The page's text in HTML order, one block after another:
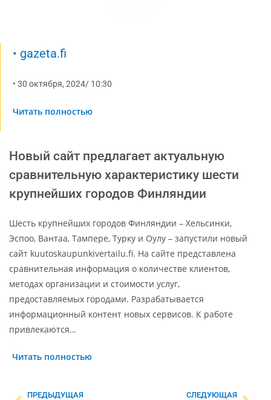
• gazeta.fi
• 30 октября, 2024/ 10:30
Читать полностью
Новый сайт предлагает актуальную
сравнительную характеристику шести
крупнейших городов Финляндии
Шесть крупнейших городов Финляндии – Хельсинки,
Эспоо, Вантаа, Тампере, Турку и Оулу – запустили новый
сайт kuutoskaupunkivertailu.fi. На сайте представлена ​​
сравнительная информация о количестве клиентов,
методах организации и стоимости услуг,
предоставляемых городами. Разрабатывается
информационный контент новых сервисов. К работе
привлекаются…
Читать полностью
ПРЕДЫДУЩАЯ СЛЕДУЮЩАЯ